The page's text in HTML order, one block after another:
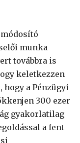
munka
továbbra is
keletkezzen
a Pénzügyi
300 ezer
gyakorlatilag
a fent